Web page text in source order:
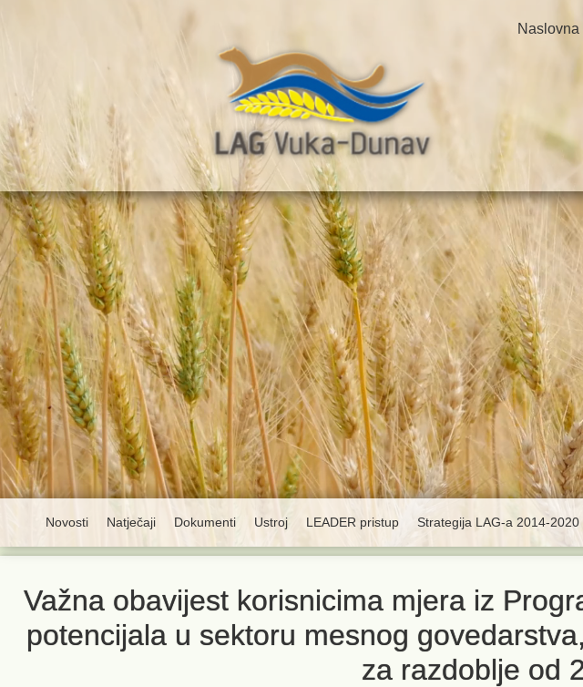
Naslovna
Novosti Natječaji Dokumenti Ustroj LEADER pristup Strategija LAG-a 2014-2020
Važna obavijest korisnicima mjera iz
potencijala u sektoru mesnog
za razdoblje od